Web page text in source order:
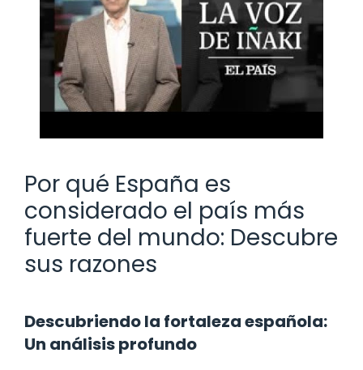
Por qué España es
considerado el país más
fuerte del mundo: Descubre
sus razones
Descubriendo la fortaleza española:
Un análisis profundo